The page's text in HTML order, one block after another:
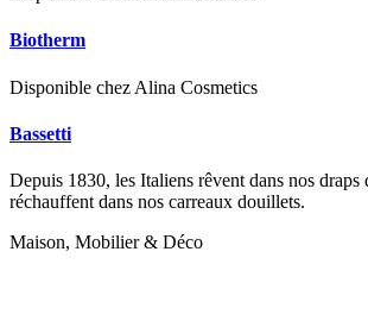
Biotherm
Disponible chez Alina Cosmetics
Bassetti
Depuis 1830, les Italiens rêvent dans nos draps
réchauffent dans nos carreaux douillets.
Maison, Mobilier & Déco